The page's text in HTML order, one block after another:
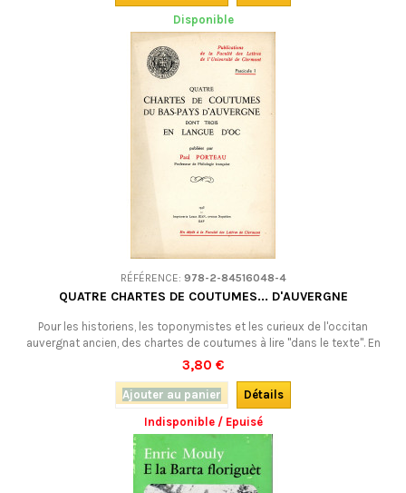
Disponible
RÉFÉRENCE: 978-2-84516048-4
QUATRE CHARTES DE COUTUMES... D'AUVERGNE
Pour les historiens, les toponymistes et les curieux de l'occitan
auvergnat ancien, des chartes de coutumes à lire "dans le texte". En
occitan, avec lexique.Livre neuf mais édition ancienne (1943).
3,80 €
Ajouter au panier
Détails
Indisponible / Epuisé